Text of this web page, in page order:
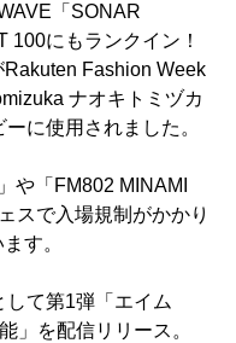
「SONAR
100にもランクイン！
Fashion Week
ナオキトミヅカ
に使用されました。
や「FM802 MINAMI
スで入場規制がかかり
す。
て第1弾「エイム
」を配信リリース。